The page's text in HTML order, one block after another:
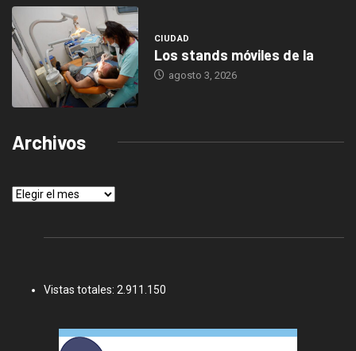
CIUDAD
Los stands móviles de la
agosto 3, 2026
Archivos
Archivos
Vistas totales: 2.911.150